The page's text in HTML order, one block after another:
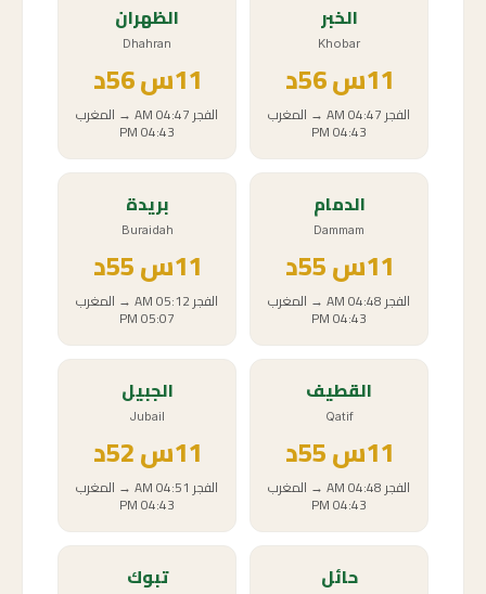
الخبر
Khobar
11س56د
الفجر04:47 AM
→ المغرب
04:43 PM
الظهران
Dhahran
11س56د
الفجر04:47 AM
→ المغرب
04:43 PM
الدمام
Dammam
11س
الفجر04:48 AM
→ المغرب
04:43 PM
بريدة
Buraidah
11س
الفجر05:12 AM
→ المغرب
05:07 PM
القطيف
Qatif
11س
الفجر04:48 AM
→ المغرب
04:43 PM
الجبيل
Jubail
11س
الفجر 04:51 AM
→ المغرب
04:43 PM
حائل تبوك